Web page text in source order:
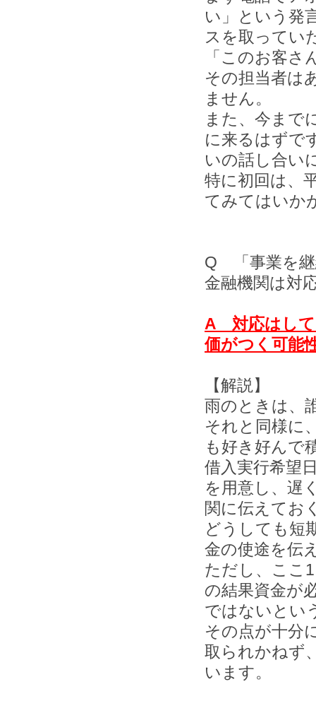
い」という発
スを取ってい
「このお客
その担当者は
ません。
また、今まで
に来るはずで
いの話し合い
特に初回は、
てみてはいか
Q 「事業を継
金融機関は対
A 対応はして
価がつく可能
【解説】
雨のときは、
それと同様に
も好き好んで
借入実行希望
を用意し、遅
関に伝えてお
どうしても短
金の使途を伝
ただし、ここ
の結果資金が
ではないとい
その点が十分
取られかねず
います。